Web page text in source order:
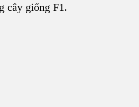
cây giống F1.